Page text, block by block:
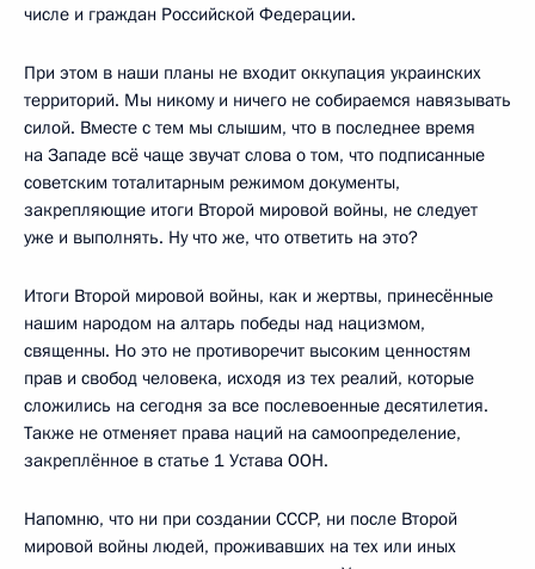
числе и граждан Российской Федерации.
При этом в наши планы не входит оккупация украинских
территорий. Мы никому и ничего не собираемся навязывать
силой. Вместе с тем мы слышим, что в последнее время
на Западе всё чаще звучат слова о том, что подписанные
советским тоталитарным режимом документы,
закрепляющие итоги Второй мировой войны, не следует
уже и выполнять. Ну что же, что ответить на это?
Итоги Второй мировой войны, как и жертвы, принесённые
нашим народом на алтарь победы над нацизмом,
священны. Но это не противоречит высоким ценностям
прав и свобод человека, исходя из тех реалий, которые
сложились на сегодня за все послевоенные десятилетия.
Также не отменяет права наций на самоопределение,
закреплённое в статье 1 Устава ООН.
Напомню, что ни при создании СССР, ни после Второй
мировой войны людей, проживавших на тех или иных